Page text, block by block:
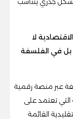
لا
بل في الفلسفة
عبر منصة رقمية
التي تعتمد على
القائمة